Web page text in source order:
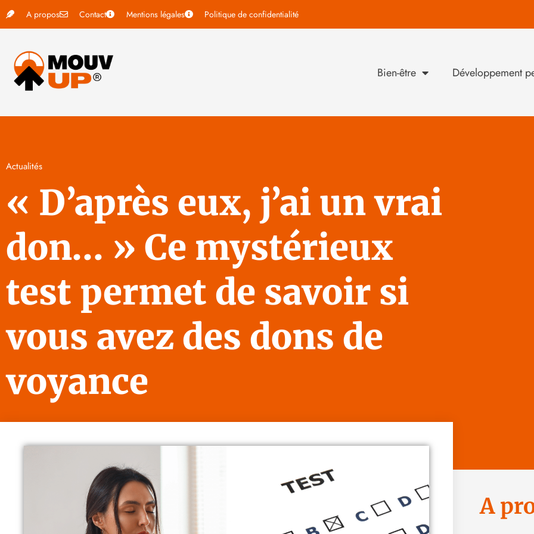
A propos Contact Mentions légales Politique de confidentialité
Bien-être Développement
Actualités
« D’après eux, j’ai un vrai
don… » Ce mystérieux
test permet de savoir si
vous avez des dons de
voyance
A